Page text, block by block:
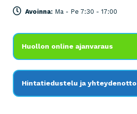
Avoinna: Ma - Pe 7:30 - 17:00
Huollon online ajanvaraus
Hintatiedustelu ja yhteydenotto